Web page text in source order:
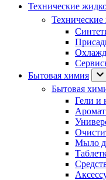
Технические
Технические
Бытовая химия
Бытовая
Гели и
Мыло